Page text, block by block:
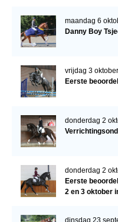
maandag 6
Danny Boy
vrijdag 3 oktober
Eerste
donderdag 2
donderdag 2
Eerste
2 en 3 oktober
dinsdag 23